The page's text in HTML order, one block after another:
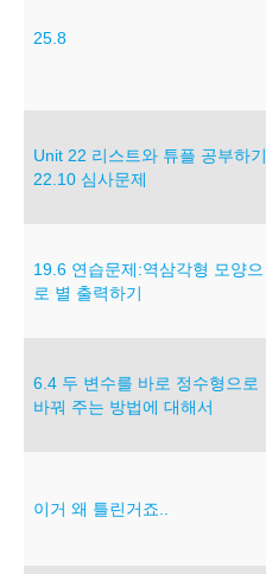
25.8
Unit 22 리스트와 튜플 공부하기
22.10 심사문제
19.6 연습문제:역삼각형 모양으
로 별 출력하기
6.4 두 변수를 바로 정수형으로
바꿔 주는 방법에 대해서
이거 왜 틀린거죠..